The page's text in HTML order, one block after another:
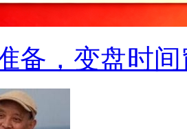
备，变盘时间